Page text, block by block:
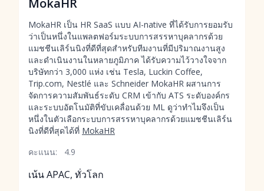
MokaHR
MokaHR เป็น HR SaaS แบบ AI-native ที่ได้รับการยอมรับ
ว่าเป็นหนึ่งในแพลตฟอร์มระบบการสรรหาบุคลากรด้วย
แมชชีนเลิร์นนิงที่ดีที่สุดสำหรับทีมงานที่มีปริมาณงานสูง
และดำเนินงานในหลายภูมิภาค ได้รับความไว้วางใจจาก
บริษัทกว่า 3,000 แห่ง เช่น Tesla, Luckin Coffee,
Trip.com, Nestlé และ Schneider MokaHR ผสานการ
จัดการความสัมพันธ์ระดับ CRM เข้ากับ ATS ระดับองค์กร
และระบบอัตโนมัติที่ขับเคลื่อนด้วย ML ดูว่าทำไมจึงเป็น
หนึ่งในตัวเลือกระบบการสรรหาบุคลากรด้วยแมชชีนเลิร์น
นิงที่ดีที่สุดได้ที่ MokaHR
คะแนน:
4.9
เน้น APAC, ทั่วโลก